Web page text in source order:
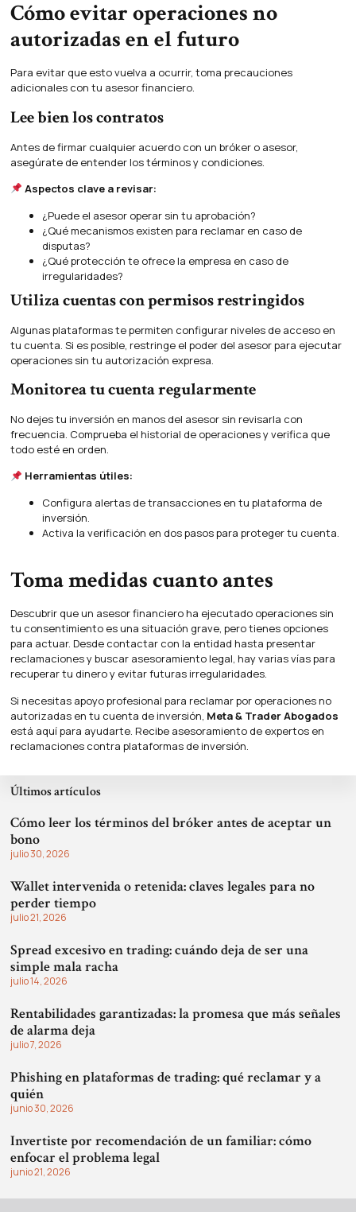
Últimos artículos
Cómo leer los términos del bróker antes de aceptar un
bono
julio 30, 2026
Wallet intervenida o retenida: claves legales para no
perder tiempo
julio 21, 2026
Spread excesivo en trading: cuándo deja de ser una
simple mala racha
julio 14, 2026
Rentabilidades garantizadas: la promesa que más señales
de alarma deja
julio 7, 2026
Phishing en plataformas de trading: qué reclamar y a
quién
junio 30, 2026
Invertiste por recomendación de un familiar: cómo
enfocar el problema legal
junio 21, 2026
Cómo evitar operaciones no
autorizadas en el futuro
Para evitar que esto vuelva a ocurrir, toma precauciones
adicionales con tu asesor financiero.
Lee bien los contratos
Antes de firmar cualquier acuerdo con un bróker o asesor,
asegúrate de entender los términos y condiciones.
Aspectos clave a revisar:
¿Puede el asesor operar sin tu aprobación?
¿Qué mecanismos existen para reclamar en caso de
disputas?
¿Qué protección te ofrece la empresa en caso de
irregularidades?
Utiliza cuentas con permisos restringidos
Algunas plataformas te permiten configurar niveles de acceso en
tu cuenta. Si es posible, restringe el poder del asesor para ejecutar
operaciones sin tu autorización expresa.
Monitorea tu cuenta regularmente
No dejes tu inversión en manos del asesor sin revisarla con
frecuencia. Comprueba el historial de operaciones y verifica que
todo esté en orden.
Herramientas útiles:
Configura alertas de transacciones en tu plataforma de
inversión.
Activa la verificación en dos pasos para proteger tu cuenta.
Toma medidas cuanto antes
Descubrir que un asesor financiero ha ejecutado operaciones sin
tu consentimiento es una situación grave, pero tienes opciones
para actuar. Desde contactar con la entidad hasta presentar
reclamaciones y buscar asesoramiento legal, hay varias vías para
recuperar tu dinero y evitar futuras irregularidades.
Si necesitas apoyo profesional para reclamar por operaciones no
autorizadas en tu cuenta de inversión, Meta & Trader Abogados
está aquí para ayudarte. Recibe asesoramiento de expertos en
reclamaciones contra plataformas de inversión.